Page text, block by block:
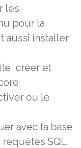
les
pour la
aussi installer
créer et
ou le
avec la base
SQL.